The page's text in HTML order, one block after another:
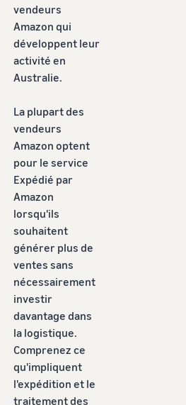
vendeurs
Amazon qui
développent leur
activité en
Australie.
La plupart des
vendeurs
Amazon optent
pour le service
Expédié par
Amazon
lorsqu'ils
souhaitent
générer plus de
ventes sans
nécessairement
investir
davantage dans
la logistique.
Comprenez ce
qu'impliquent
l'expédition et le
traitement des